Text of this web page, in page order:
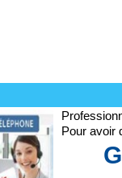
Pour avoir